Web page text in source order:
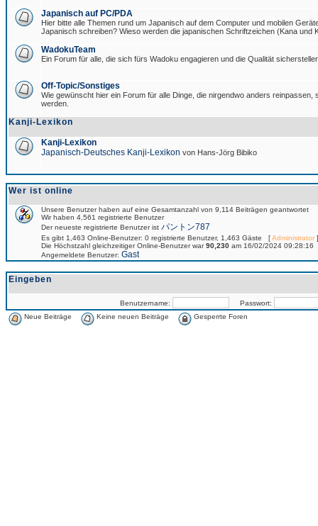
Japanisch auf PC/PDA
Hier bitte alle Themen rund um Japanisch auf dem Computer und mobilen
Japanisch schreiben? Wieso werden die japanischen Schriftzeichen (Kana und
WadokuTeam
Ein Forum für alle, die sich fürs Wadoku engagieren und die Qualität
Off-Topic/Sonstiges
Wie gewünscht hier ein Forum für alle Dinge, die nirgendwo anders reinpassen,
werden.
Kanji-Lexikon
Kanji-Lexikon
Japanisch-Deutsches Kanji-Lexikon von Hans-Jörg Bibiko
Wer ist online
Unsere Benutzer haben auf eine Gesamtanzahl von 9,114 Beiträgen geantwortet
Wir haben 4,561 registrierte Benutzer
Der neueste registrierte Benutzer ist パントン787
Es gibt 1,463 Online-Benutzer: 0 registrierte Benutzer, 1,463 Gäste [Administrator
Die Höchstzahl gleichzeitiger Online-Benutzer war90,230 am 16/02/2024 09:28:16
Angemeldete Benutzer: Gast
Eingeben
Benutzername:
Passwort:
Neue Beiträge
Keine neuen Beiträge Gesperrte Foren